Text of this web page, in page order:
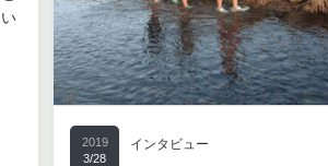
2019
3/28
インタビュー